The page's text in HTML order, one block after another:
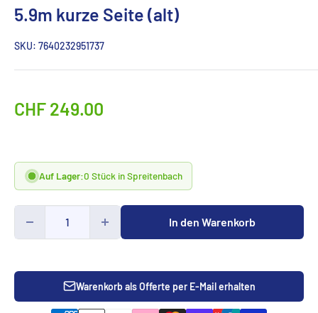
5.9m kurze Seite (alt)
SKU: 7640232951737
Sonderpreis
CHF 249.00
Auf Lager:0 Stück in Spreitenbach
In den Warenkorb
Warenkorb als Offerte per E-Mail erhalten